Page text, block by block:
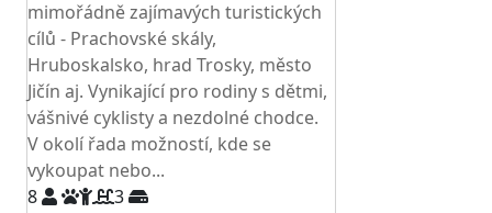
mimořádně zajímavých turistických
cílů - Prachovské skály,
Hruboskalsko, hrad Trosky, město
Jičín aj. Vynikající pro rodiny s dětmi,
vášnivé cyklisty a nezdolné chodce.
V okolí řada možností, kde se
vykoupat nebo...
8
3